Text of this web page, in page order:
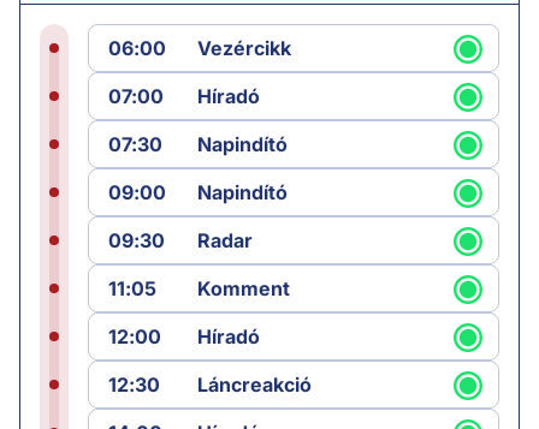
06:00
Vezércikk
07:00
Híradó
07:30
Napindító
09:00
Napindító
09:30
Radar
11:05
Komment
12:00
Híradó
12:30
Láncreakció